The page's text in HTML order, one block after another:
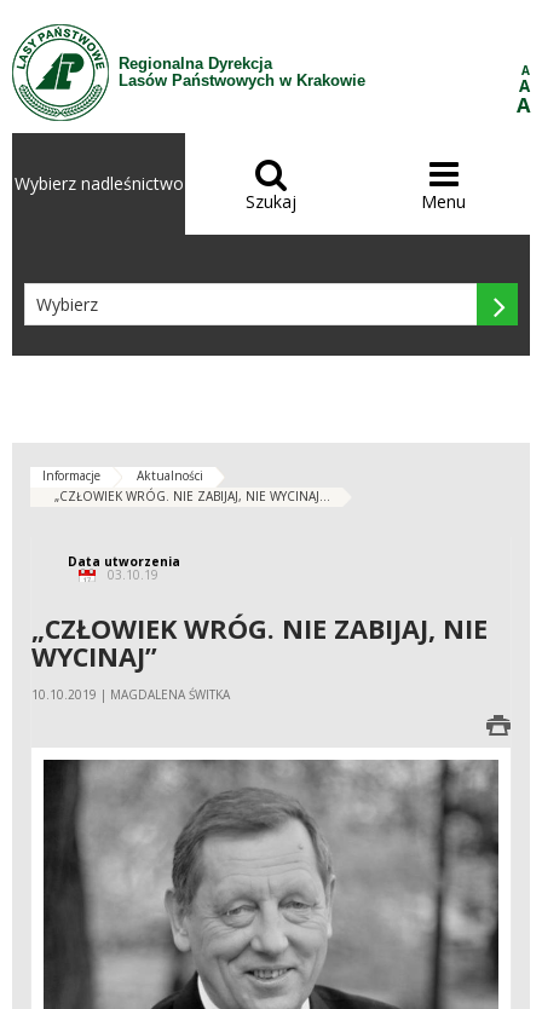
Przejdź do treści
Regionalna Dyrekcja
Lasów Państwowych w Krakowie
A
A
A
Wybierz nadleśnictwo 
Szukaj

Menu

Informacje
Aktualności
„CZŁOWIEK WRÓG. NIE ZABIJAJ, NIE WYCINAJ...
Data utworzenia
03.10.19
„CZŁOWIEK WRÓG. NIE ZABIJAJ, NIE
WYCINAJ”
10.10.2019 | MAGDALENA ŚWITKA